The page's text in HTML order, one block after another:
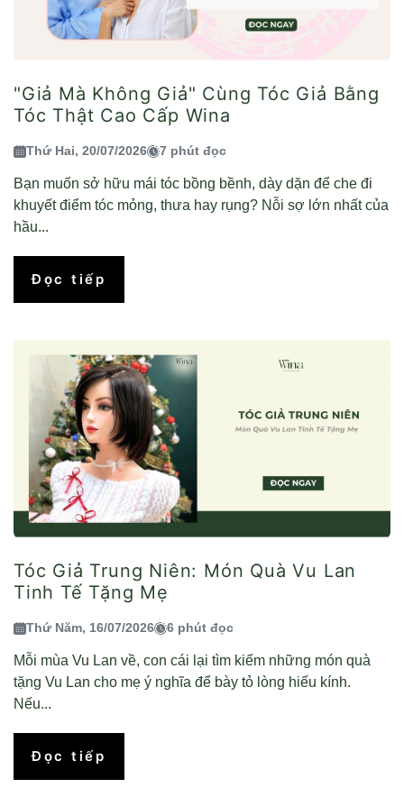
"Giả Mà Không Giả" Cùng Tóc Giả Bằng
Tóc Thật Cao Cấp Wina
Thứ Hai, 20/07/2026 7 phút đọc
Bạn muốn sở hữu mái tóc bồng bềnh, dày dặn để che đi
khuyết điểm tóc mỏng, thưa hay rụng? Nỗi sợ lớn nhất của
hầu...
Đọc tiếp
Tóc Giả Trung Niên: Món Quà Vu Lan
Tinh Tế Tặng Mẹ
Thứ Năm, 16/07/2026 6 phút đọc
Mỗi mùa Vu Lan về, con cái lại tìm kiếm những món quà
tặng Vu Lan cho mẹ ý nghĩa để bày tỏ lòng hiếu kính.
Nếu...
Đọc tiếp